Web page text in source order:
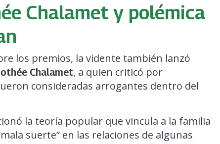
Chalamet y polémica
los premios, la vidente también lanzó
Chalamet, a quien criticó por
consideradas arrogantes dentro del
la teoría popular que vincula a la familia
suerte” en las relaciones de algunas